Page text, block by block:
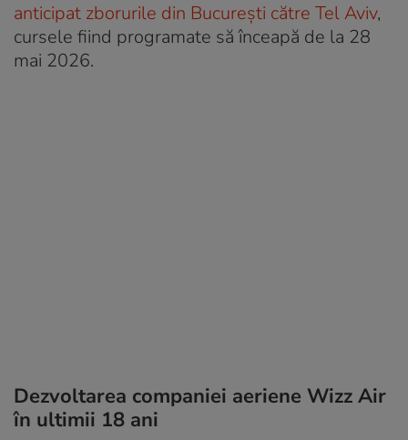
anticipat zborurile din București către Tel Aviv,
cursele fiind programate să înceapă de la 28
mai 2026.
Dezvoltarea companiei aeriene Wizz Air
în ultimii 18 ani